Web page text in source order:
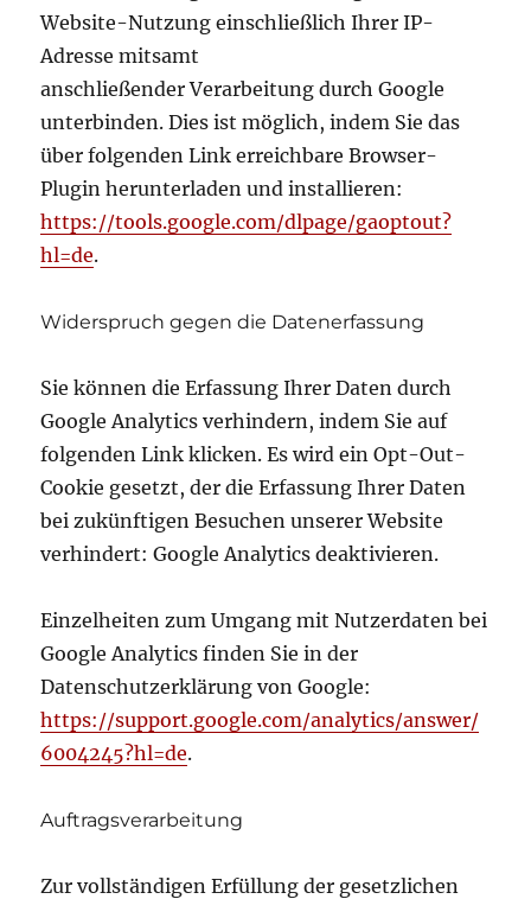
Website-Nutzung einschließlich Ihrer IP-
Adresse mitsamt
anschließender Verarbeitung durch Google
unterbinden. Dies ist möglich, indem Sie das
über folgenden Link erreichbare Browser-
Plugin herunterladen und installieren:
https://tools.google.com/dlpage/gaoptout?
hl=de.
Widerspruch gegen die Datenerfassung
Sie können die Erfassung Ihrer Daten durch
Google Analytics verhindern, indem Sie auf
folgenden Link klicken. Es wird ein Opt-Out-
Cookie gesetzt, der die Erfassung Ihrer Daten
bei zukünftigen Besuchen unserer Website
verhindert: Google Analytics deaktivieren.
Einzelheiten zum Umgang mit Nutzerdaten bei
Google Analytics finden Sie in der
Datenschutzerklärung von Google:
https://support.google.com/analytics/answer/
6004245?hl=de.
Auftragsverarbeitung
Zur vollständigen Erfüllung der gesetzlichen